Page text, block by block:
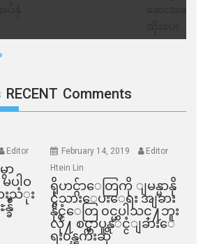
RECENT Comments
Editor
ာ
ပါဝ
းသံုး
ခ်ဳ
February 14, 2019
Editor
Htein Lin
ရိုဟင္ဂ်ာေတြကို ျမန္မာနို
င္ငံသားေပးေရး အျခား
နိုင္ငံေတြ ၀င္မပါသင္႔ဘူး
လို႔ စင္ကာပူနုိင္ငံျခားေ
ရး၀န္ၾကီးဆို